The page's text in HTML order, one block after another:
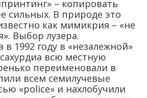
– копировать
сильных. В природе это
как мимикрия – «не
Выбор лузера.
в 1992 году в «незалежной»
всю местную
переименовали в
всем семилучевые
«police» и нахлобучили